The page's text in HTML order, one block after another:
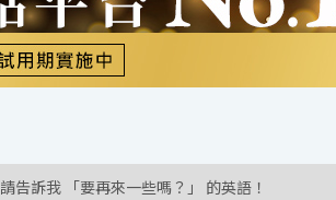
請告訴我 「要再來一些嗎？」 的英語！